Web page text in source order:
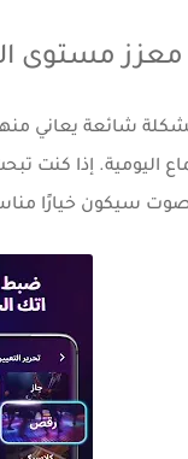
مستوى
شائعة يعاني
اليومية. إذا
سيكون خيارًا